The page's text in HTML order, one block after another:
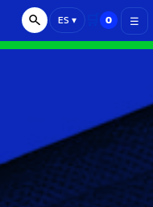
ES ▾ 0 ☰